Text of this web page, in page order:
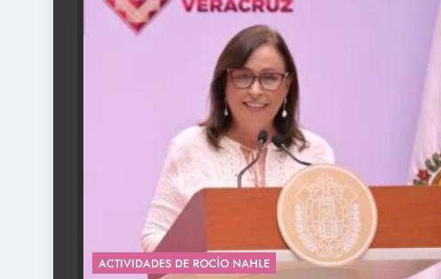
ACTIVIDADES DE ROCÍO NAHLE